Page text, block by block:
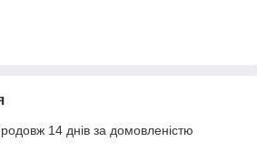
14 днів за домовленістю